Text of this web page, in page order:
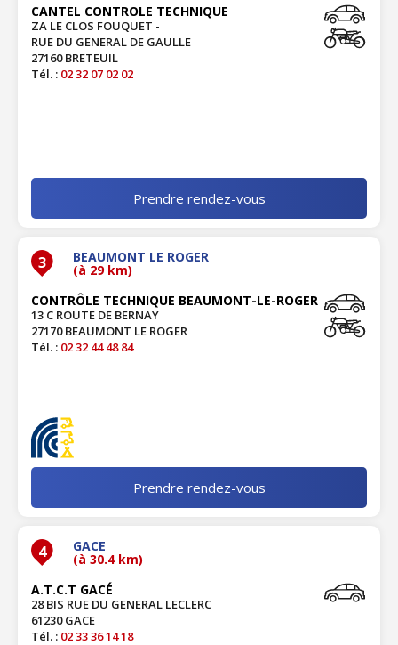
CANTEL CONTROLE TECHNIQUE
ZA LE CLOS FOUQUET -
RUE DU GENERAL DE GAULLE
27160 BRETEUIL
Tél. : 02 32 07 02 02
Prendre rendez-vous
3 BEAUMONT LE ROGER
(à 29 km)
CONTRÔLE TECHNIQUE BEAUMONT-LE-ROGER
13 C ROUTE DE BERNAY
27170 BEAUMONT LE ROGER
Tél. : 02 32 44 48 84
Prendre rendez-vous
4 GACE
(à 30.4 km)
A.T.C.T GACÉ
28 BIS RUE DU GENERAL LECLERC
61230 GACE
Tél. : 02 33 36 14 18